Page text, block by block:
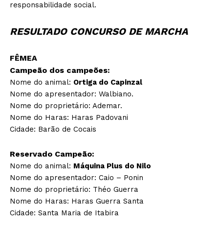
responsabilidade social.
RESULTADO CONCURSO DE MARCHA
FÊMEA
Campeão dos campeões:
Nome do animal: Ortiga do Capinzal
Nome do apresentador: Walbiano.
Nome do proprietário: Ademar.
Nome do Haras: Haras Padovani
Cidade: Barão de Cocais
Reservado Campeão:
Nome do animal: Máquina Plus do Nilo
Nome do apresentador: Caio – Ponin
Nome do proprietário: Théo Guerra
Nome do Haras: Haras Guerra Santa
Cidade: Santa Maria de Itabira